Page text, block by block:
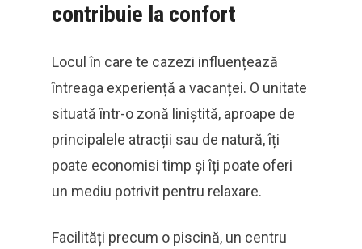
contribuie la confort
Locul în care te cazezi influențează
întreaga experiență a vacanței. O unitate
situată într-o zonă liniștită, aproape de
principalele atracții sau de natură, îți
poate economisi timp și îți poate oferi
un mediu potrivit pentru relaxare.
Facilități precum o piscină, un centru